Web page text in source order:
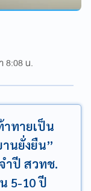
8:08 น.
าทายเป็น
นยั่งยืน”
ำปี สวทช.
5-10 ปี